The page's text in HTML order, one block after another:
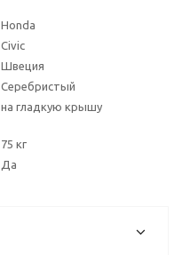
Honda
Civic
Швеция
Cеребристый
на гладкую крышу
75 кг
Да